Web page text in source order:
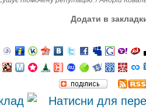
Додати в